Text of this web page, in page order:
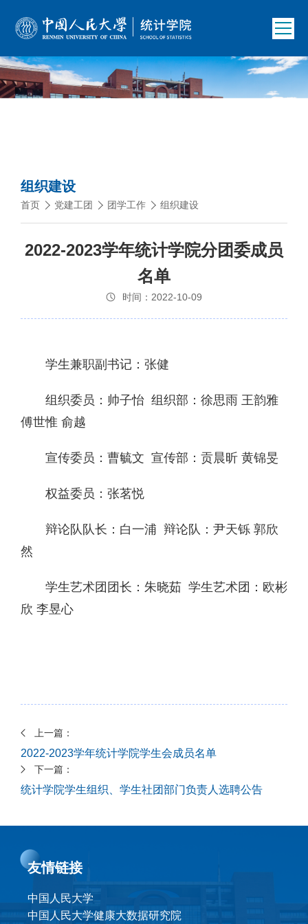
组织建设
首页 党建工团 团学工作 组织建设
2022-2023学年统计学院分团委成员
名单
时间：2022-10-09
学生兼职副书记：张健
组织委员：帅子怡 组织部：徐思雨 王韵雅
傅世惟 俞越
宣传委员：曹毓文 宣传部：贡晨昕 黄锦旻
权益委员：张茗悦
辩论队队长：白一浦 辩论队：尹天铄 郭欣
然
学生艺术团团长：朱晓茹 学生艺术团：欧彬
欣 李昱心
上一篇：
2022-2023学年统计学院学生会成员名单
下一篇：
统计学院学生组织、学生社团部门负责人选聘公告
友情链接
中国人民大学
中国人民大学健康大数据研究院